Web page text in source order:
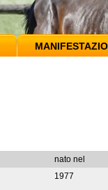
nato nel
1977